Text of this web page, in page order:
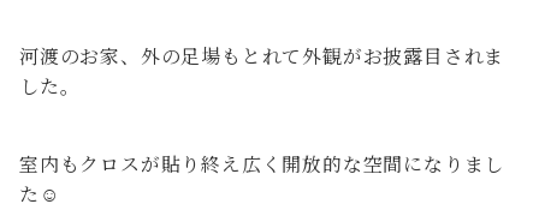
河渡のお家、外の足場もとれて外観がお披露目されま
した。
室内もクロスが貼り終え広く開放的な空間になりまし
た☺